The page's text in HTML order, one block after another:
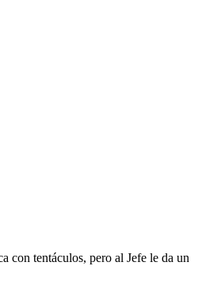
con tentáculos, pero al Jefe le da un